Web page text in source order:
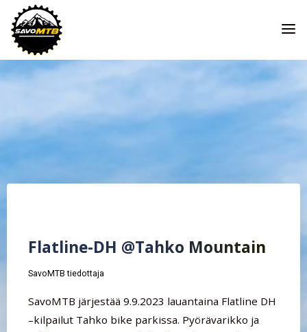
Skip
content
Flatline-DH @Tahko Mountain
SavoMTB tiedottaja
SavoMTB järjestää 9.9.2023 lauantaina Flatline DH
–kilpailut Tahko bike parkissa. Pyörävarikko ja